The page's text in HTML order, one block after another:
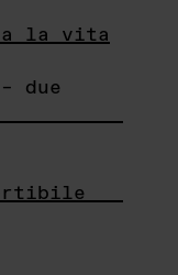
la vita
– due